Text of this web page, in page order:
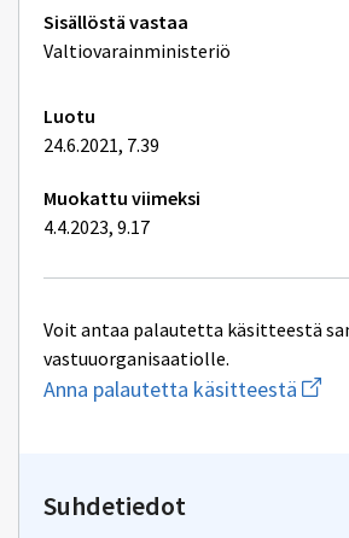
Tekniset
lisätiedot
Sisällöstä vastaa
Valtiovarainministeriö
Luotu
24.6.2021, 7.39
Muokattu viimeksi
4.4.2023, 9.17
Voit antaa palautetta käsitteestä
vastuuorganisaatiolle.
Anna palautetta käsitteestä Aloita
uuden
Suhdetiedot